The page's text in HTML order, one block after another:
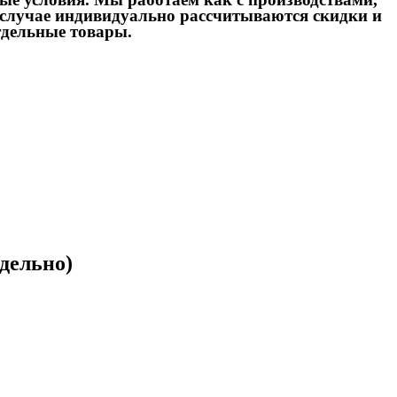
индивидуально рассчитываются скидки и
товары.